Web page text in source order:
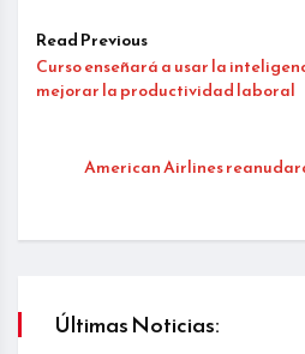
Read Previous
Curso enseñará a usar la
mejorar la productividad laboral
American Airlines
Últimas Noticias: